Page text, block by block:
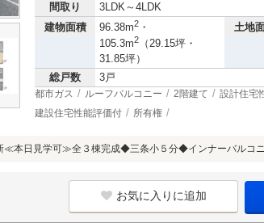
間取り
3LDK～4LDK
建物面積
96.38m2 ・
105.3m2
（29.15坪・
31.85坪）
土地
総戸数
3戸
都市ガス ルーフバルコニー 2階建て
設計住宅
建設住宅性能評価付
所有権
≪本日見学可≫全３棟完成◆三条小５分◆インナーバルコ
お気に入りに追加